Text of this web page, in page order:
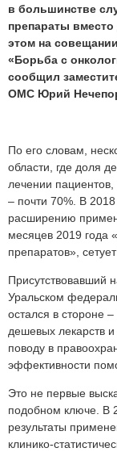
в большинстве
препараты
этом на
«Борьба с
сообщил
ОМС Юрий
По его словам,
области, где доля
лечении пациентов,
– почти 70%. В
расширению
месяцев 2019 года
препаратов»,
Присутствовавший
Уральском
остался в стороне
дешевых лекарств и
поводу в
эффективности
Это не первые
подобном ключе. В
результаты
клинико-